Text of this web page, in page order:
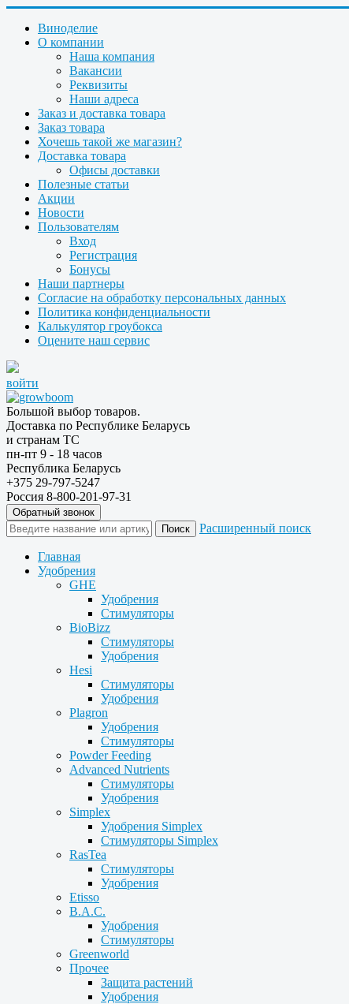
Виноделие
О компании
Наша компания
Вакансии
Реквизиты
Наши адреса
Заказ и доставка товара
Заказ товара
Хочешь такой же магазин?
Доставка товара
Офисы доставки
Полезные статьи
Акции
Новости
Пользователям
Вход
Регистрация
Бонусы
Наши партнеры
Согласие на обработку персональных данных
Политика конфиденциальности
Калькулятор гроубокса
Оцените наш сервис
войти
Большой выбор товаров.
Доставка по Республике Беларусь
и странам ТС
пн-пт 9 - 18 часов
Республика Беларусь
+375 29-797-5247
Россия 8-800-201-97-31
Обратный звонок
Расширенный поиск
Главная
Удобрения
GHE
Удобрения
Стимуляторы
BioBizz
Стимуляторы
Удобрения
Hesi
Стимуляторы
Удобрения
Plagron
Удобрения
Стимуляторы
Powder Feeding
Advanced Nutrients
Стимуляторы
Удобрения
Simplex
Удобрения Simplex
Стимуляторы Simplex
RasTea
Стимуляторы
Удобрения
Etisso
B.A.C.
Удобрения
Стимуляторы
Greenworld
Прочее
Защита растений
Удобрения